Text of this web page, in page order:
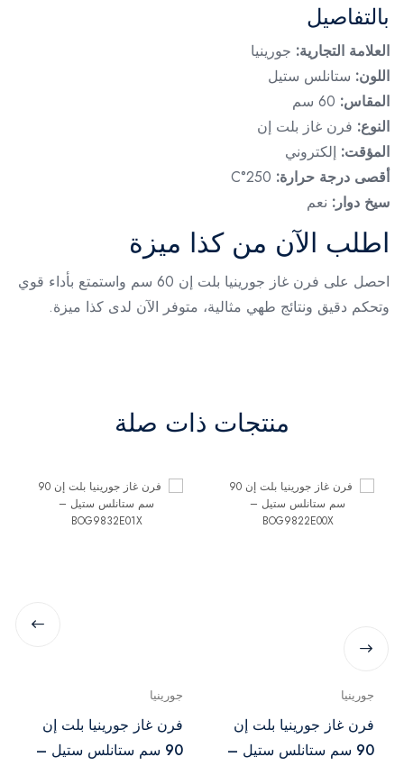
بالتفاصيل
العلامة التجارية: جورينيا
اللون: ستانلس ستيل
المقاس:
النوع: فرن غاز بلت إن
المؤقت: إلكتروني
أقصى درجة حرارة:
سيخ دوار: نعم
اطلب الآن من كذا ميزة
احصل على فرن غاز جورينيا بلت إن 60 سم واستمتع بأداء قوي
وتحكم دقيق ونتائج طهي مثالية، متوفر الآن لدى كذا ميزة.
منتجات ذات صلة
جورينيا
فرن غاز جورينيا بلت إن
90 سم ستانلس ستيل –
جورينيا
فرن غاز جورينيا بلت إن
90 سم ستانلس ستيل –